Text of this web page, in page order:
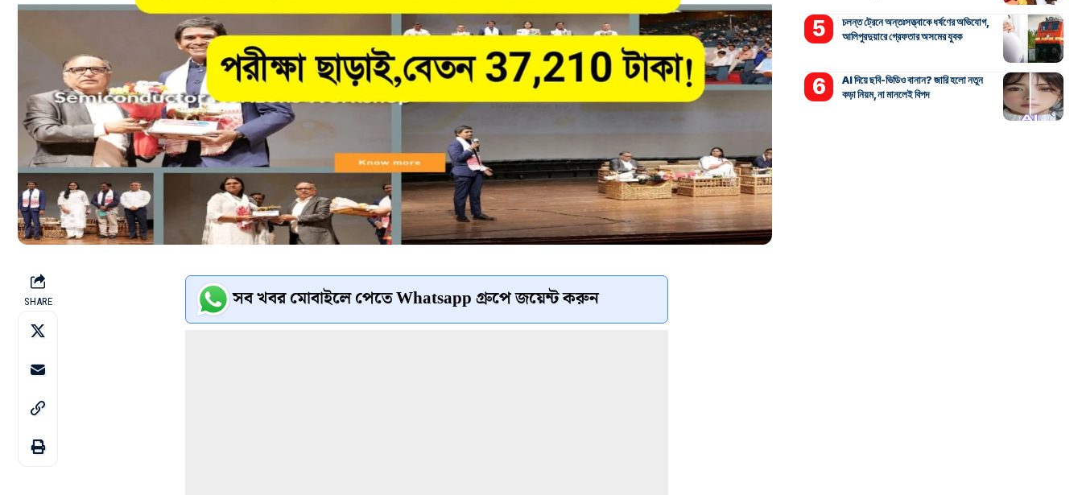
SHARE সব খবর মোবাইলে পেতে Whatsapp গ্রুপে জয়েন্ট করুন
চলন্ত ট্রেনে অন্তঃসত্ত্বাকে ধর্ষণের অভিযোগ,
আলিপুরদুয়ারে গ্রেফতার অসমের যুবক
AI দিয়ে ছবি-ভিডিও বানান? জারি হলো নতুন
কড়া নিয়ম, না মানলেই বিপদ